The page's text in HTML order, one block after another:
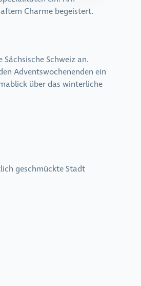
Charme begeistert.
Schweiz an.
Adventswochenenden ein
über das winterliche
geschmückte Stadt